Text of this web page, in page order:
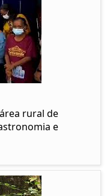
rural de
e